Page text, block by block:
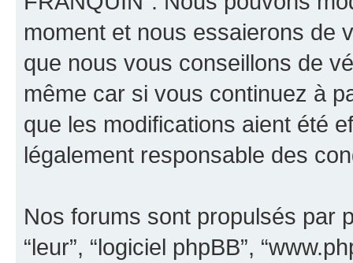
moment et nous essaierons de
que nous vous conseillons de
même car si vous continuez à
que les modifications aient été
légalement responsable des
Nos forums sont propulsés par
“leur”, “logiciel phpBB”,